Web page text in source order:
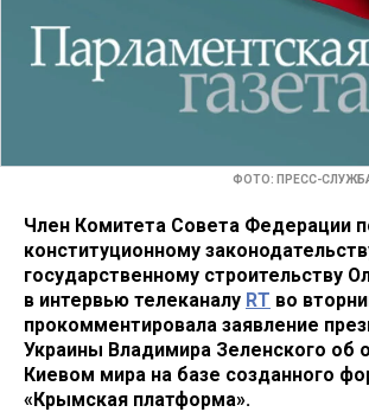
ФОТО: ПРЕСС-
Член Комитета Совета Федерации
конституционному
государственному строительству
в интервью телеканалу RT во
прокомментировала заявление
Украины Владимира Зеленского об
Киевом мира на базе созданного
«Крымская платформа».